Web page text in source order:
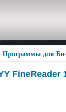
Программы для
FineReader